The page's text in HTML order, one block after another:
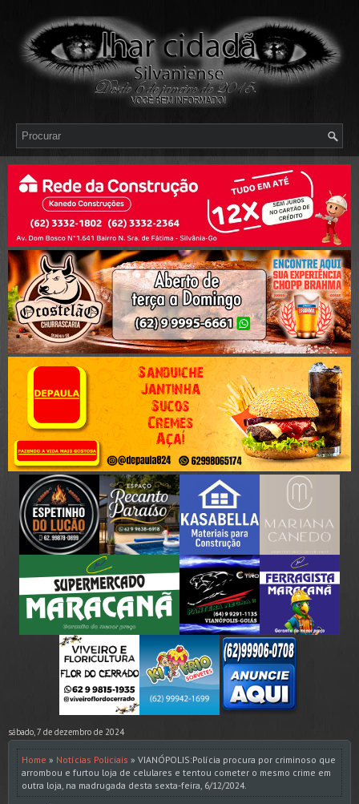
sábado, 7 de dezembro de 2024
Home » Notícias Policiais » VIANÓPOLIS:Polícia procura por criminoso que
arrombou e furtou loja de celulares e tentou cometer o mesmo crime em
outra loja, na madrugada desta sexta-feira, 6/12/2024.